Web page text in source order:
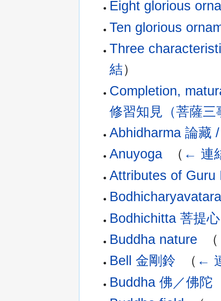
Eight glorious
Ten glorious
Three
結）
Completion,
修習知見（菩薩三
Abhidharma 論藏
Anuyoga‎ （ ← 連
Attributes of Guru
Bodhichitta 菩提心
Buddha nature
（
Bell 金剛鈴
（ ←
Buddha 佛／佛陀